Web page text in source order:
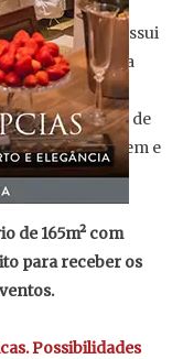
o hotel possui
uma completa
de
graus da cidade de
hidromassagem e
de 165m² com
para receber os
Possibilidades